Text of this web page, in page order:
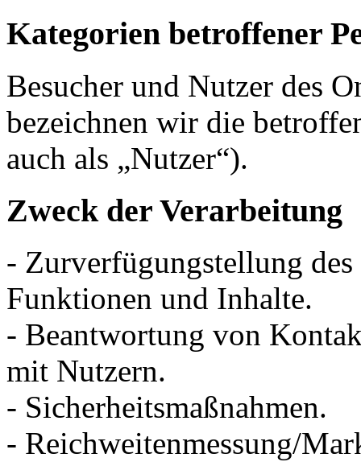
Kategorien betroffener
Besucher und Nutzer des
bezeichnen wir die
auch als „Nutzer“).
Zweck der Verarbeitung
- Zurverfügungstellung
Funktionen und Inhalte.
- Beantwortung von
mit Nutzern.
- Sicherheitsmaßnahmen.
- Reichweitenmessung/